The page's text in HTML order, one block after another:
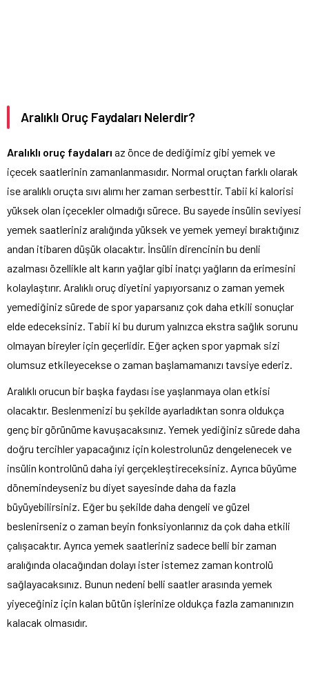
Aralıklı Oruç Faydaları Nelerdir?
Aralıklı oruç faydaları az önce de dediğimiz gibi yemek ve
içecek saatlerinin zamanlanmasıdır. Normal oruçtan farklı olarak
ise aralıklı oruçta sıvı alımı her zaman serbesttir. Tabii ki kalorisi
yüksek olan içecekler olmadığı sürece. Bu sayede insülin seviyesi
yemek saatleriniz aralığında yüksek ve yemek yemeyi bıraktığınız
andan itibaren düşük olacaktır. İnsülin direncinin bu denli
azalması özellikle alt karın yağlar gibi inatçı yağların da erimesini
kolaylaştırır. Aralıklı oruç diyetini yapıyorsanız o zaman yemek
yemediğiniz sürede de spor yaparsanız çok daha etkili sonuçlar
elde edeceksiniz. Tabii ki bu durum yalnızca ekstra sağlık sorunu
olmayan bireyler için geçerlidir. Eğer açken spor yapmak sizi
olumsuz etkileyecekse o zaman başlamamanızı tavsiye ederiz.
Aralıklı orucun bir başka faydası ise yaşlanmaya olan etkisi
olacaktır. Beslenmenizi bu şekilde ayarladıktan sonra oldukça
genç bir görünüme kavuşacaksınız. Yemek yediğiniz sürede daha
doğru tercihler yapacağınız için kolestrolunüz dengelenecek ve
insülin kontrolünü daha iyi gerçekleştireceksiniz. Ayrıca büyüme
dönemindeyseniz bu diyet sayesinde daha da fazla
büyüyebilirsiniz. Eğer bu şekilde daha dengeli ve güzel
beslenirseniz o zaman beyin fonksiyonlarınız da çok daha etkili
çalışacaktır. Ayrıca yemek saatleriniz sadece belli bir zaman
aralığında olacağından dolayı ister istemez zaman kontrolü
sağlayacaksınız. Bunun nedeni belli saatler arasında yemek
yiyeceğiniz için kalan bütün işlerinize oldukça fazla zamanınızın
kalacak olmasıdır.